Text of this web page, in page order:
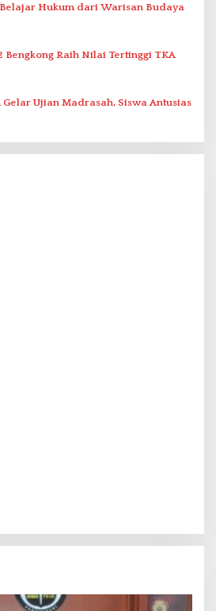
Hukum dari Warisan Budaya
Bengkong Raih Nilai Tertinggi TKA
Gelar Ujian Madrasah, Siswa Antusias